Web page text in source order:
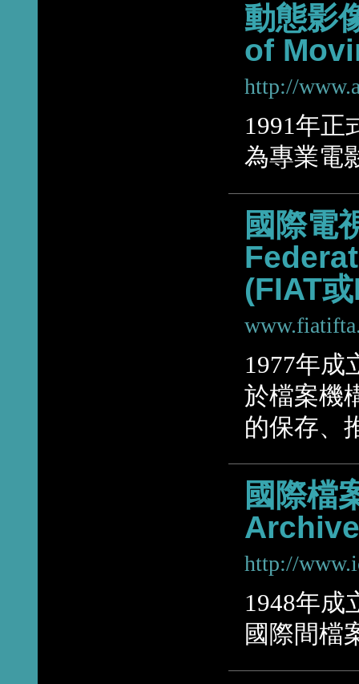
動態影
of
http://
1991年正
為專業電
國際電
(FIAT
1977年成
於檔案機
的保存、
國際檔
http://
1948年成
國際間檔